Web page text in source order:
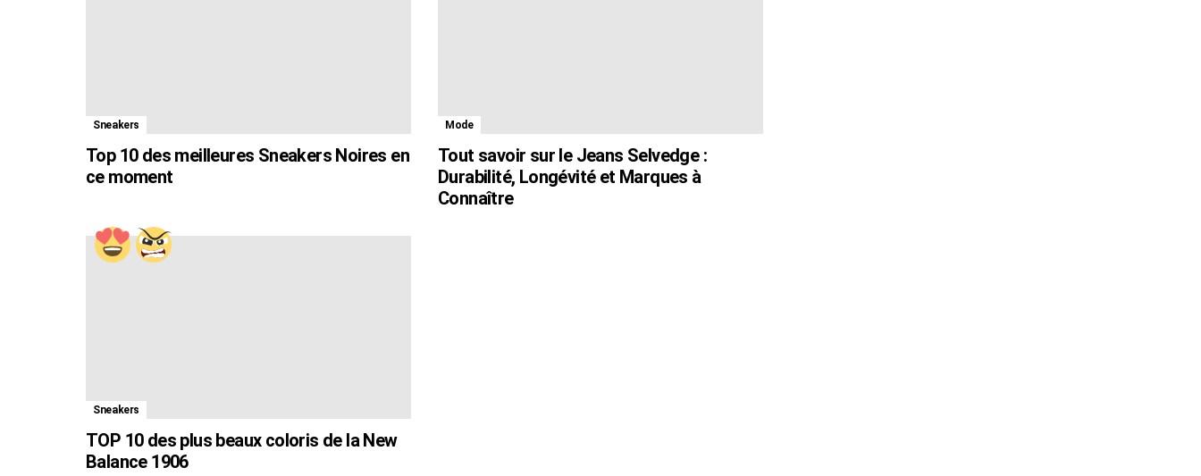
Sneakers
Top 10 des meilleures Sneakers Noires en
ce moment
Mode
Tout savoir sur le Jeans Selvedge :
Durabilité, Longévité et Marques à
Connaître
Sneakers
TOP 10 des plus beaux coloris de la New
Balance 1906